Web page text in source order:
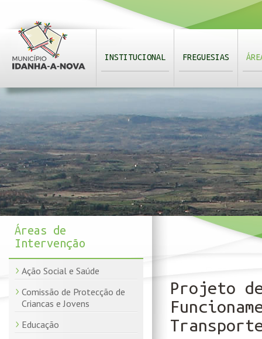
INSTITUCIONAL FREGUESIAS
Áreas de
Intervenção
Ação Social e Saúde
Comissão de Protecção de
Criancas e Jovens
Educação
Projeto